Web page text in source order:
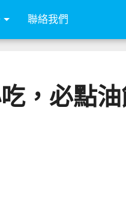
聯絡我們
，必點